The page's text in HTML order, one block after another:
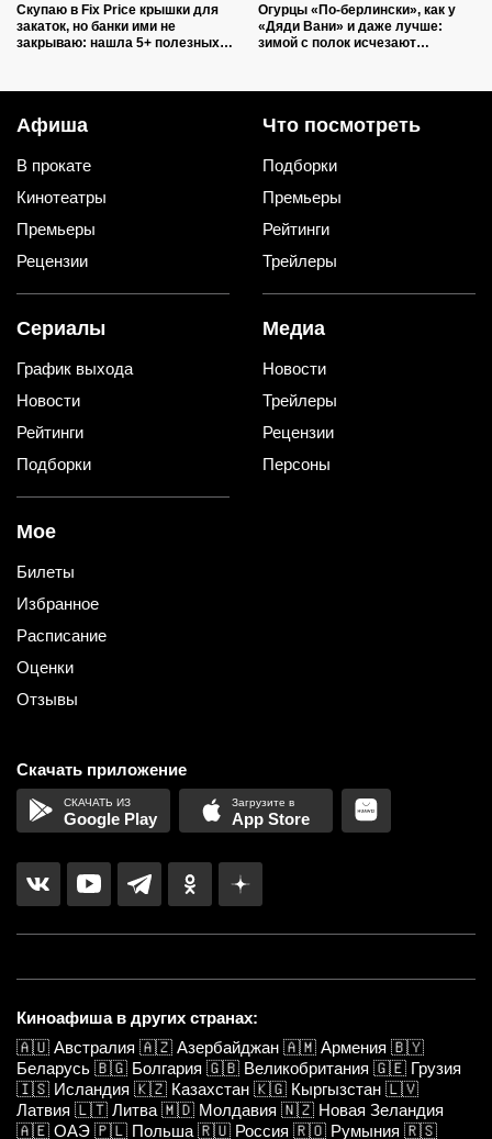
Скупаю в Fix Price крышки для
закаток, но банки ими не
закрываю: нашла 5+ полезных
Огурцы «По-берлински», как у
«Дяди Вани» и даже лучше:
зимой с полок исчезают
Афиша
В прокате
Кинотеатры
Премьеры
Рецензии
Что посмотреть
Подборки
Премьеры
Рейтинги
Трейлеры
Сериалы
График выхода
Новости
Рейтинги
Подборки
Медиа
Новости
Трейлеры
Рецензии
Персоны
Мое
Билеты
Избранное
Расписание
Оценки
Отзывы
Скачать приложение
Google Play App Store
Киноафиша в других странах:
🇦🇺 Австралия 🇦🇿 Азербайджан 🇦🇲 Армения 🇧🇾
Беларусь 🇧🇬 Болгария 🇬🇧 Великобритания 🇬🇪 Грузия
🇮🇸 Исландия 🇰🇿 Казахстан 🇰🇬 Кыргызстан 🇱🇻
Латвия 🇱🇹 Литва 🇲🇩 Молдавия 🇳🇿 Новая Зеландия
🇦🇪 ОАЭ 🇵🇱 Польша 🇷🇺 Россия 🇷🇴 Румыния 🇷🇸